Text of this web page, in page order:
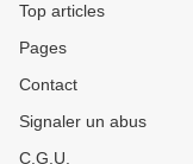
Top articles
Pages
Contact
Signaler un abus
C.G.U.